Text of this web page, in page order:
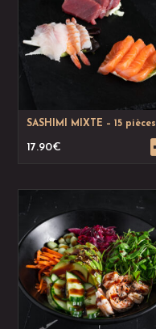
SASHIMI MIXTE – 15 pièces
17.90€